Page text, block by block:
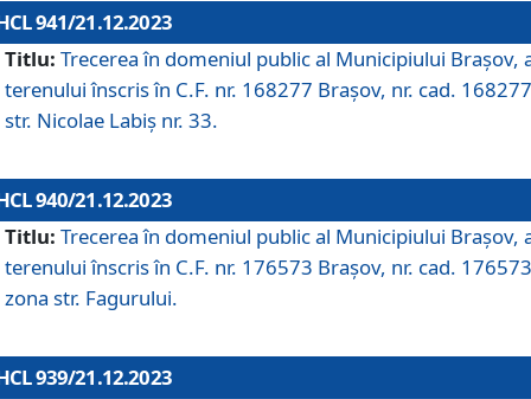
941/21.12.2023
Titlu: Trecerea în domeniul public al Municipiului Braşov,
terenului înscris în C.F. nr. 168277 Brașov, nr. cad.
str. Nicolae Labiș nr. 33.
940/21.12.2023
Titlu: Trecerea în domeniul public al Municipiului Braşov,
terenului înscris în C.F. nr. 176573 Brașov, nr. cad.
zona str. Fagurului.
939/21.12.2023